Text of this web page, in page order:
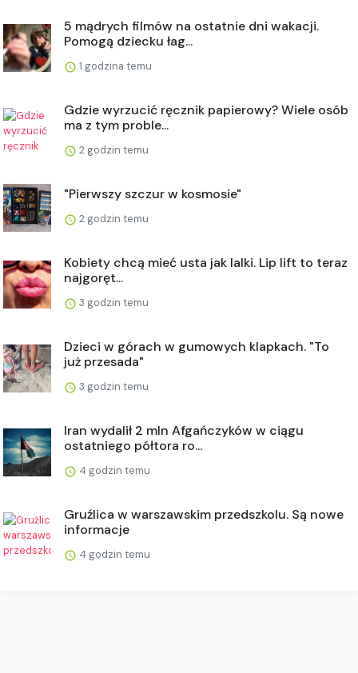
5 mądrych filmów na ostatnie dni wakacji.
Pomogą dziecku łag...
1 godzina temu
Gdzie wyrzucić ręcznik papierowy? Wiele osób
ma z tym proble...
2 godzin temu
"Pierwszy szczur w kosmosie"
2 godzin temu
Kobiety chcą mieć usta jak lalki. Lip lift to teraz
najgoręt...
3 godzin temu
Dzieci w górach w gumowych klapkach. "To
już przesada"
3 godzin temu
Iran wydalił 2 mln Afgańczyków w ciągu
ostatniego półtora ro...
4 godzin temu
Gruźlica w warszawskim przedszkolu. Są nowe
informacje
4 godzin temu